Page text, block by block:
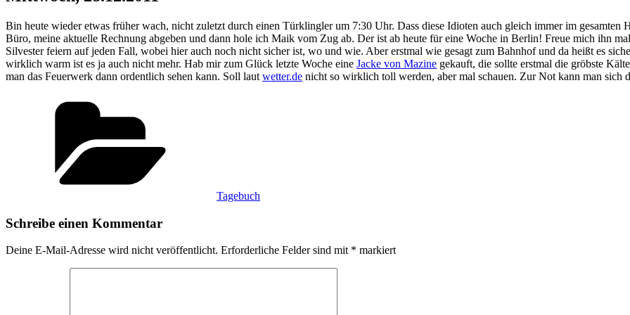
Bin heute wieder etwas früher wach, nicht zuletzt durch einen Türklingler um 7:30 Uhr. Dass diese Idioten auch gleich immer im gesamten
Büro, meine aktuelle Rechnung abgeben und dann hole ich Maik vom Zug ab. Der ist ab heute für eine Woche in Berlin! Freue mich ihn
Silvester feiern auf jeden Fall, wobei hier auch noch nicht sicher ist, wo und wie. Aber erstmal wie gesagt zum Bahnhof und da heißt es
wirklich warm ist es ja auch nicht mehr. Hab mir zum Glück letzte Woche eine Jacke von Mazine gekauft, die sollte erstmal die gröbste
man das Feuerwerk dann ordentlich sehen kann. Soll laut wetter.de nicht so wirklich toll werden, aber mal schauen. Zur Not kann man sich
Tagebuch
Schreibe einen Kommentar
Deine E-Mail-Adresse wird nicht veröffentlicht. Erforderliche Felder sind mit * markiert